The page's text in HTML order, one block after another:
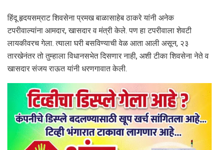
हिंदू हृदयसम्राट शिवसेना प्रमख बाळासाहेब ठाकरे यांनी अनेक
टपरीवाल्यांना आमदार, खासदार व मंत्री केले. पण हा टपरीवाला शेवटी
लायकीवरच गेला. त्याला घरी बसविण्याची वेळ आता आली असून, २३
तारखेनंतर तो तुम्हाला विधानसभेत दिसणार नाही, अशी टीका शिवसेना नेते व
खासदार संजय राऊत यांनी धरणगावात केली.